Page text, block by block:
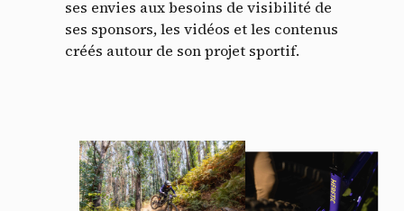
ses envies aux besoins de visibilité de
ses sponsors, les vidéos et les contenus
créés autour de son projet sportif.